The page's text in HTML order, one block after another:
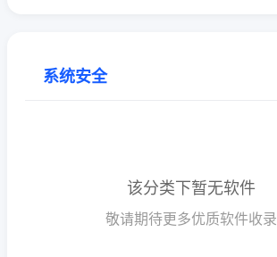
系统安全
该分类下暂无软件
敬请期待更多优质软件收录